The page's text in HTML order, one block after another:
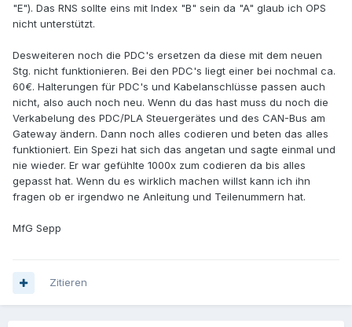
"E"). Das RNS sollte eins mit Index "B" sein da "A" glaub ich OPS
nicht unterstützt.
Desweiteren noch die PDC's ersetzen da diese mit dem neuen
Stg. nicht funktionieren. Bei den PDC's liegt einer bei nochmal ca.
60€. Halterungen für PDC's und Kabelanschlüsse passen auch
nicht, also auch noch neu. Wenn du das hast muss du noch die
Verkabelung des PDC/PLA Steuergerätes und des CAN-Bus am
Gateway ändern. Dann noch alles codieren und beten das alles
funktioniert. Ein Spezi hat sich das angetan und sagte einmal und
nie wieder. Er war gefühlte 1000x zum codieren da bis alles
gepasst hat. Wenn du es wirklich machen willst kann ich ihn
fragen ob er irgendwo ne Anleitung und Teilenummern hat.
MfG Sepp
Zitieren